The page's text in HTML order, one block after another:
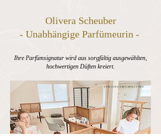
Olivera Scheuber
- Unabhängige Parfümeurin -
Ihre Parfümsignatur wird aus sorgfältig ausgewählten,
hochwertigen Düften kreiert.
ATELIER PARFUMOLIVERA